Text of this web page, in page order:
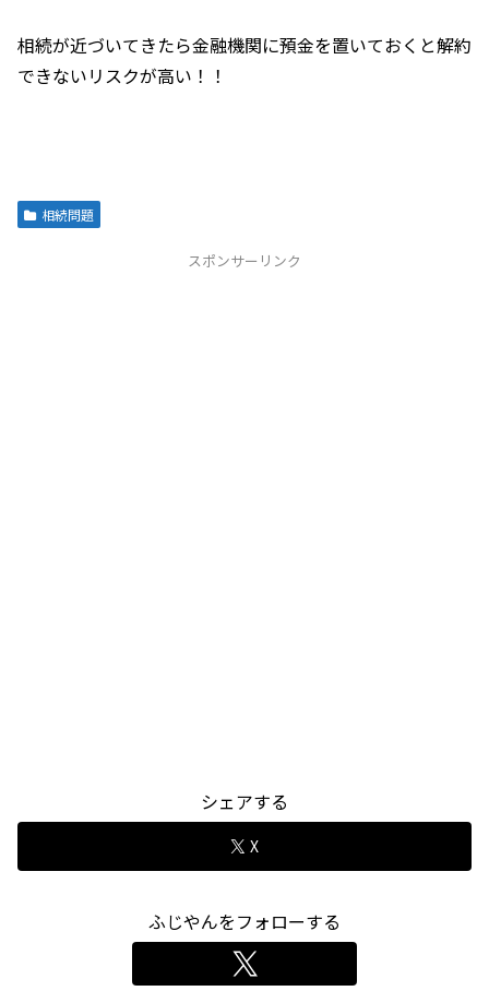
相続が近づいてきたら金融機関に預金を置いておくと解約
できないリスクが高い！！
相続問題
スポンサーリンク
シェアする
X
ふじやんをフォローする